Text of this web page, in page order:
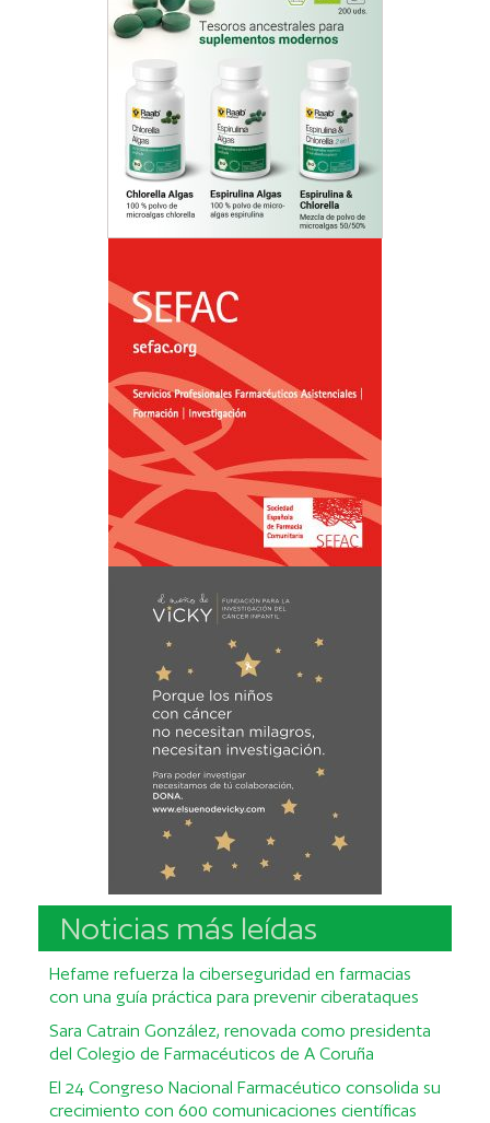
Noticias más leídas
Hefame refuerza la ciberseguridad en farmacias
con una guía práctica para prevenir ciberataques
Sara Catrain González, renovada como presidenta
del Colegio de Farmacéuticos de A Coruña
El 24 Congreso Nacional Farmacéutico consolida su
crecimiento con 600 comunicaciones científicas